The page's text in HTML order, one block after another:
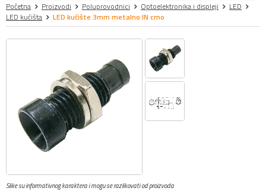
Početna Proizvodi Poluprovodnici Optoelektronika i displeji
LED
LED kućišta
LED kućište 3mm metalno IN crno
Slike su informativnog karaktera i mogu se razlikovati od proizvoda